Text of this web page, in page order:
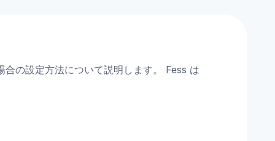
の設定方法について説明します。 Fess は